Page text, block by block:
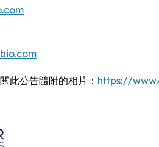
此公告隨附的相片： https://